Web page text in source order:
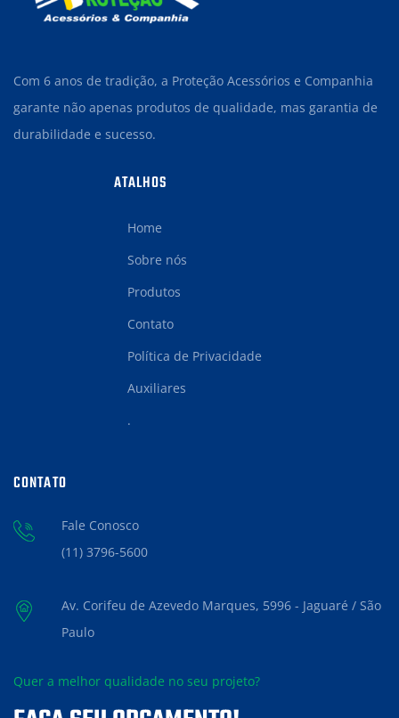
Com 6 anos de tradição, a Proteção Acessórios e Companhia
garante não apenas produtos de qualidade, mas garantia de
durabilidade e sucesso.
ATALHOS
Home
Sobre nós
Produtos
Contato
Política de Privacidade
Auxiliares
.
CONTATO
Fale Conosco
(11) 3796-5600
Av. Corifeu de Azevedo Marques, 5996 - Jaguaré / São
Paulo
Quer a melhor qualidade no seu projeto?